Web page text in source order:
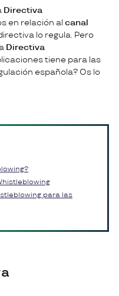
Directiva
en relación al canal
lo regula. Pero
Directiva
tiene para las
española? Os lo
para las